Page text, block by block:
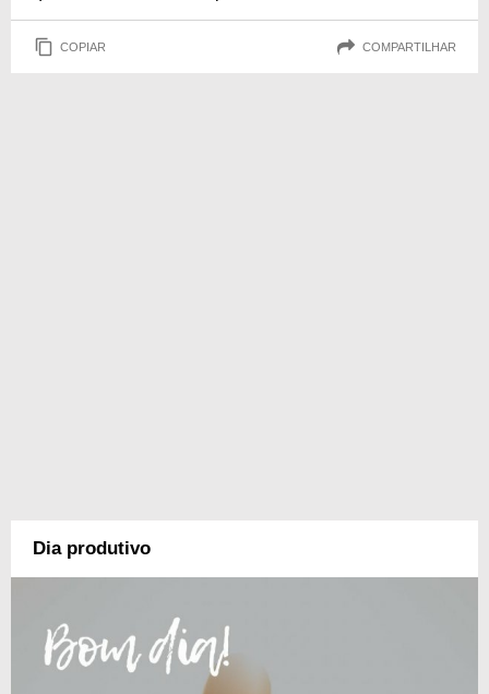
COPIAR COMPARTILHAR
Dia produtivo